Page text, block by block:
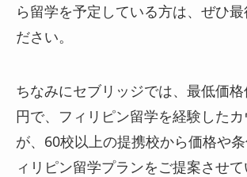
ら留学を予定している方は、ぜひ最
ださい。
ちなみにセブリッジでは、最低価
円で、フィリピン留学を経験した
が、60校以上の提携校から価格や
ィリピン留学プランをご提案させ